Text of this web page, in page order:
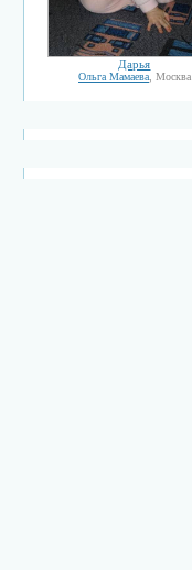
Дарья
Ольга Мамаева, Москва